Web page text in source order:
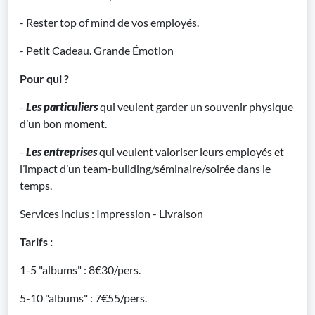
- Rester top of mind de vos employés.
- Petit Cadeau. Grande Émotion
Pour qui ?
- Les particuliersqui veulent garder un souvenir physique
d’un bon moment.
- Les entreprisesqui veulent valoriser leurs employés et
l’impact d’un team-building/séminaire/soirée dans le
temps.
Services inclus : Impression - Livraison
Tarifs :
1-5 "albums" : 8€30/pers.
5-10 "albums" : 7€55/pers.